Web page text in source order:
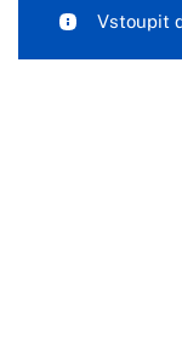
Vstoupit